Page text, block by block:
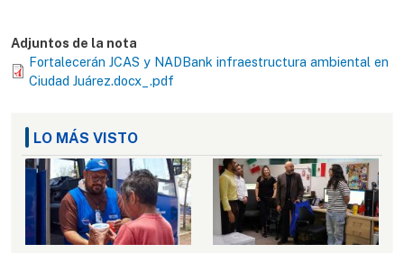
Adjuntos de la nota
Fortalecerán JCAS y NADBank infraestructura ambiental en
Ciudad Juárez.docx_.pdf
LO MÁS VISTO